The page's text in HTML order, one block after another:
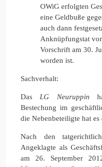
OWiG erfolgten
eine Geldbuße
auch dann
Anknüpfungstat
Vorschrift am 30.
worden ist.
Sachverhalt:
Das LG Neuruppin
Bestechung im
die Nebenbeteiligte hat es
Nach den
Angeklagte als
am 26. September